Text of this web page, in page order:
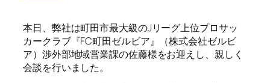
本日、弊社は町田市最大級のJリーグ上位プロサッ
カークラブ『FC町田ゼルビア』（株式会社ゼルビ
ア）渉外部地域営業課の佐藤様をお迎えし、親しく
会談を行いました。